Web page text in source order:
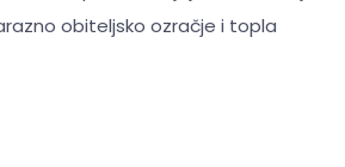
obiteljsko ozračje i topla